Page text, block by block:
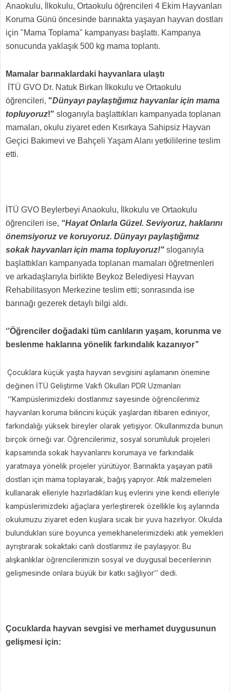
Anaokulu, İlkokulu, Ortaokulu öğrencileri 4 Ekim Hayvanları
Koruma Günü öncesinde barınakta yaşayan hayvan dostları
için "Mama Toplama" kampanyası başlattı. Kampanya
sonucunda yaklaşık 500 kg mama toplantı.
Mamalar barınaklardaki hayvanlara ulaştı
İTÜ GVO Dr. Natuk Birkan İlkokulu ve Ortaokulu
öğrencileri, "Dünyayı paylaştığımız hayvanlar için mama
topluyoruz!" sloganıyla başlattıkları kampanyada toplanan
mamaları, okulu ziyaret eden Kısırkaya Sahipsiz Hayvan
Geçici Bakımevi ve Bahçeli Yaşam Alanı yetkililerine teslim
etti.
İTÜ GVO Beylerbeyi Anaokulu, İlkokulu ve Ortaokulu
öğrencileri ise, “Hayat Onlarla Güzel. Seviyoruz, haklarını
önemsiyoruz ve koruyoruz. Dünyayı paylaştığımız
sokak hayvanları için mama topluyoruz!" sloganıyla
başlattıkları kampanyada toplanan mamaları öğretmenleri
ve arkadaşlarıyla birlikte Beykoz Belediyesi Hayvan
Rehabilitasyon Merkezine teslim etti; sonrasında ise
barınağı gezerek detaylı bilgi aldı.
‘’Öğrenciler doğadaki tüm canlıların yaşam, korunma ve
beslenme haklarına yönelik farkındalık kazanıyor’’
Çocuklara küçük yaşta hayvan sevgisini aşılamanın önemine
değinen İTÜ Geliştirme Vakfı Okulları PDR Uzmanları
‘’Kampüslerimizdeki dostlarımız sayesinde öğrencilerimiz
hayvanları koruma bilincini küçük yaşlardan itibaren ediniyor,
farkındalığı yüksek bireyler olarak yetişiyor. Okullarımızda bunun
birçok örneği var. Öğrencilerimiz, sosyal sorumluluk projeleri
kapsamında sokak hayvanlarını korumaya ve farkındalık
yaratmaya yönelik projeler yürütüyor. Barınakta yaşayan patili
dostları için mama toplayarak, bağış yapıyor. Atık malzemeleri
kullanarak elleriyle hazırladıkları kuş evlerini yine kendi elleriyle
kampüslerimizdeki ağaçlara yerleştirerek özellikle kış aylarında
okulumuzu ziyaret eden kuşlara sıcak bir yuva hazırlıyor. Okulda
bulundukları süre boyunca yemekhanelerimizdeki atık yemekleri
ayrıştırarak sokaktaki canlı dostlarımız ile paylaşıyor. Bu
alışkanlıklar öğrencilerimizin sosyal ve duygusal becerilerinin
gelişmesinde onlara büyük bir katkı sağlıyor’’ dedi.
Çocuklarda hayvan sevgisi ve merhamet duygusunun
gelişmesi için: